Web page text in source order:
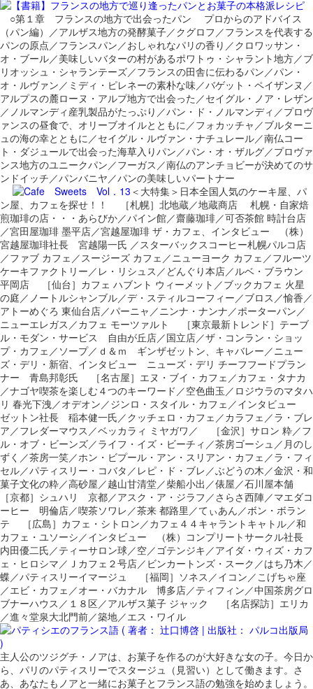
○第１章 フランスの地方で出会ったパン プロからのアドバイス
（パン編）／アルザス地方の発酵菓子／クグロフ／フランスを代表する
パンの原点／フランスパン／おしゃれなパリの香り／クロワッサン・
オ・ブール／美味しいバターの村があるポワトゥ・シャラント地方／ブ
リオッシュ・シャランテーズ／フランスの田舎に伝わるパン／パン・
オ・ルヴァン／ミディ・ピレネーの素朴な味／バゲット・ペイザンヌ／
アルプスの麓ローヌ・アルプ地方で出会った／セイグル・ノア・レザン
／ノルマンディ産乳製品がたっぷり／パン・ド・ノルマンディ／プロヴ
ァンスの昼食で、オリーブオイルとともに／フォカッチャ／ブルターニ
ュの海の幸とともに／セイグル・ルヴァン・ナチュレール／南仏コー
ト・ダジュールで出会った海草入りパン／パン・オ・ザルグ／プロヴァ
ンス地方のユニークパン／フーガス／南仏のアンチョビーが決めてのサ
ンドイッチ／パンバニヤ／パンの美味しいパートナー
＜大特集＞日本全国人気のケーキ屋、パ
ン屋、カフェを探せ！！ ［札幌］北地蔵／地蔵商店 札幌・自家焙
煎珈琲の店・・・あらびか／パイン館／齋藤珈琲／可否茶館 時計台店
／宮田屋珈琲 墨平店／宮越屋珈琲 ザ・カフェ、インタビュー （株）
宮越屋珈琲社長 宮越陽一氏 ／スターバックスコーヒー札幌パルコ店
／ファブ カフェ／スージーズ カフェ／ニューヨーク カフェ／フルーツ
ケーキファクトリー／レ・リシュス／どんぐり本店／ルベ・ブラウン
平岡店 ［仙台］カフェ ハブント ウィーメット／ブックカフェ 火星
の庭／ノートルシャンブル／デ・スティルコーフィー／ブロス／愉香／
アトーめぐろ 東仙台店／パーニャ／ニンナ・ナンナ／ポーターパン／
ニューエレガス／カフェ モーツァルト ［東京最新トレンド］テーブ
ル・モダン・サービス 自由が丘店／国立店／ザ・コンラン・ショッ
プ・カフェ／ソープ／ｄ＆ｍ ギンザゼットン、キャバレー／ニュー
ズ・デリ・新宿、インタビュー ニューズ・デリ チーフフードプラン
ナー 青島邦彰氏 ［名古屋］エヌ・ブイ・カフェ／カフェ・タナカ
／ナゴヤ喫茶を楽しむ４つのキーワード／空色曲玉／ロジウラのマタハ
リ 春光下洩／オデオン／ジンロ・スタイル・カフェ／インタビュー
ゼットン社長 稲本健一氏／クッチェロ・カフェ／カラフェ／ラ・ブレ
ア／フレダーマウス／ベッカラィ ミヤガワ／ ［金沢］サロン 粋／フ
ル・オブ・ビーンズ／ライフ・イズ・ビーチィ／茶房ゴーシュ／月のし
ずく／茶房一笑／ホン・ビプール・アン・スリアン・カフェ／ラ・フィ
セル／パティスリー・コバタ／レピ・ド・ブレ／ぶどうの木／金沢・和
菓子文化の粋／高砂屋／越山甘清堂／柴船小出／俵屋／石川屋本舗
［京都］シュハリ 京都／アスク・ア・ジラフ／さらさ西陣／マエダコ
ーヒー 明倫店／喫茶ソワレ／茶来 都路里／てぃあん／ボン・ボラン
テ ［広島］カフェ・シトロン／カフェ４４キャラントキャトル／和
カフェ・ユソーシ／インタビュー （株）コンプリートサークル社長
内田優二氏／ティーサロン球／空／ゴテンジキ／アイダ・ウィズ・カフ
ェ・ヒロシマ／Ｊカフェ２号店／ビンカートンズ・スーク／はち乃木／
蝶／パティスリーイマージュ ［福岡］ソネス／イコン／こげちゃ座
／エビ・カフェ／オー・バカナル 博多店／ティフィン／中国茶房グロ
ブナーハウス／１８区／アルザス菓子 ジャック ［名店探訪］エリカ
／進々堂泉大北門前／築地／エス・ワイル
主人公のツジグチ・ノアは、お菓子を作るのが大好きな女の子。今日か
ら、パリのパティスリーでスタージュ（見習い）として働きます。さ
あ、あなたもノアと一緒にお菓子とフランス語の勉強を始めましょう。